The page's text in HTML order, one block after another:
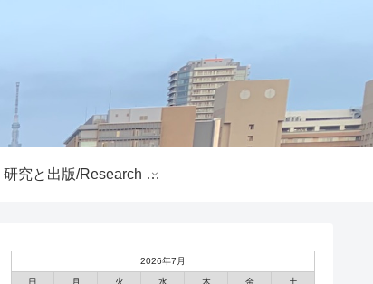
研究と出版/Research and Publications
2026年7月
日 月 火 水 木 金 土